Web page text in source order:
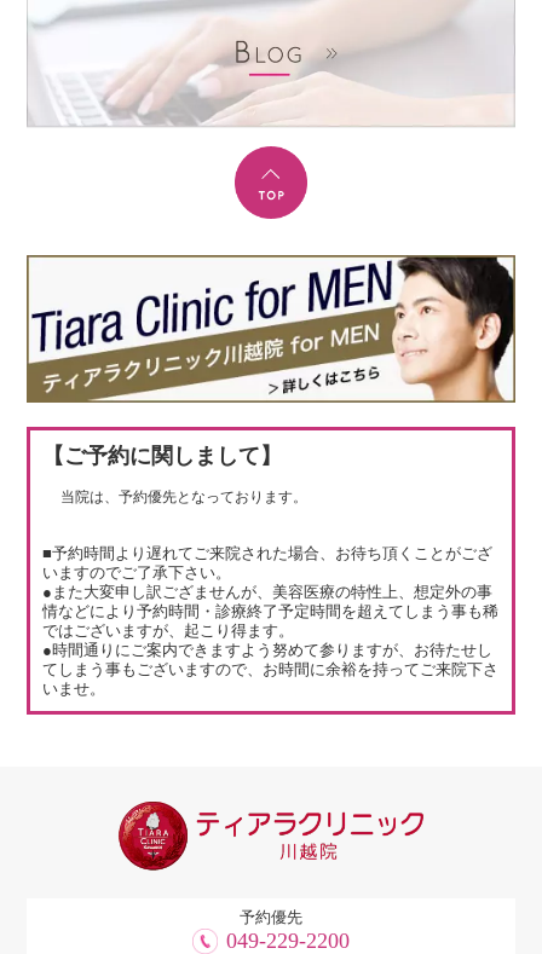
【ご予約に関しまして】
当院は、予約優先となっております。
■予約時間より遅れてご来院された場合、お待ち頂くことがござ
いますのでご了承下さい。
●また大変申し訳ござませんが、美容医療の特性上、想定外の事
情などにより予約時間・診療終了予定時間を超えてしまう事も稀
ではございますが、起こり得ます。
●時間通りにご案内できますよう努めて参りますが、お待たせし
てしまう事もございますので、お時間に余裕を持ってご来院下さ
いませ。
予約優先
049-229-2200